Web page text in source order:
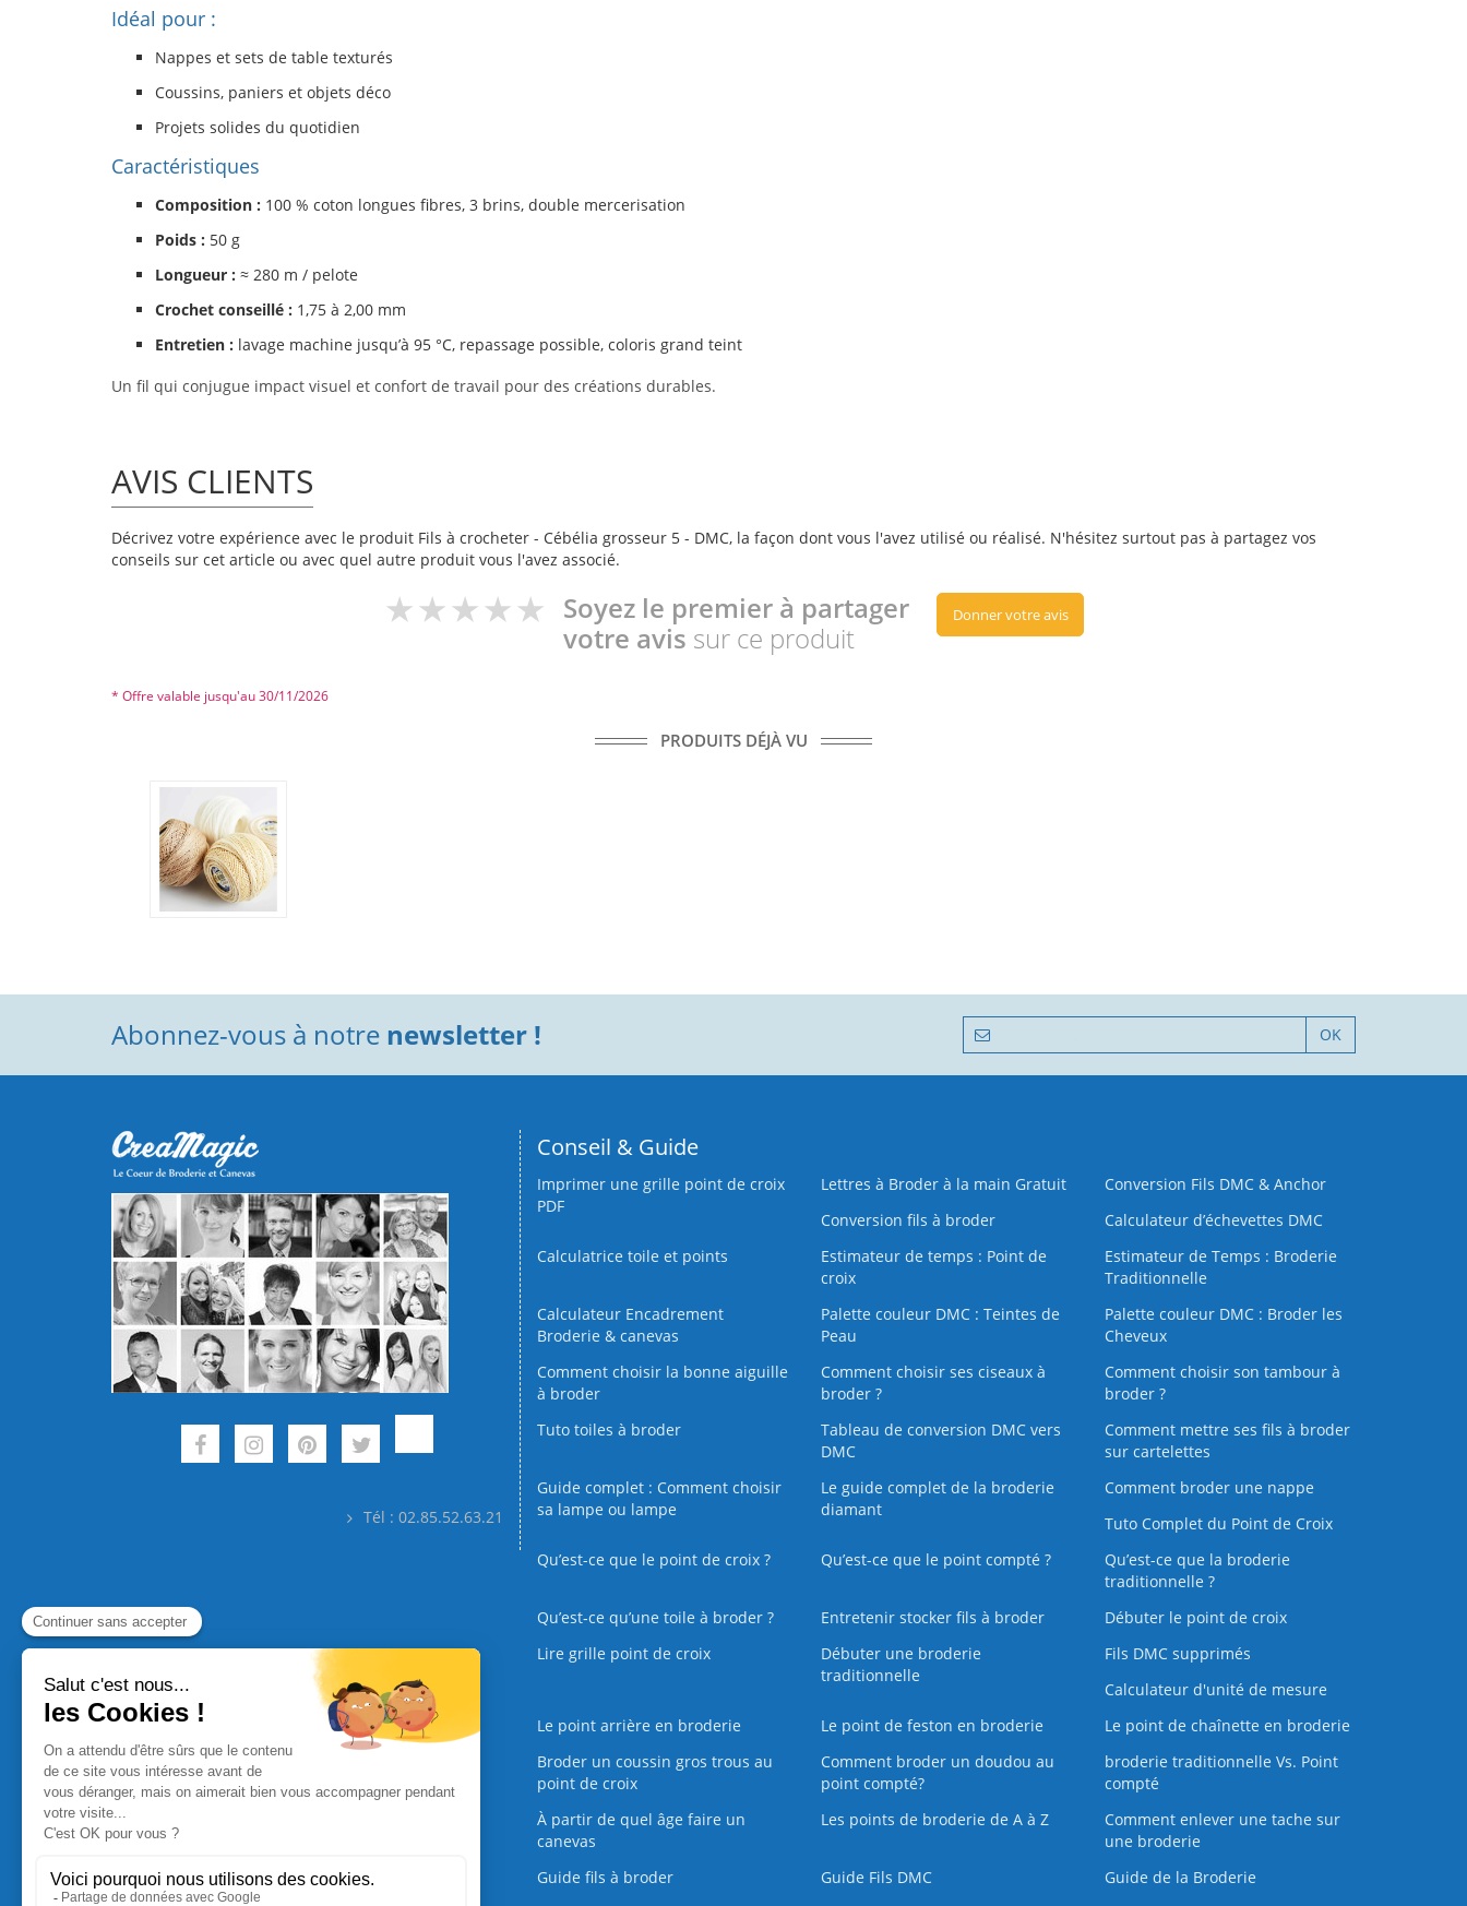
Idéal pour :
Nappes et sets de table texturés
Coussins, paniers et objets déco
Projets solides du quotidien
Caractéristiques
Composition : 100 % coton longues fibres, 3 brins, double mercerisation
Poids : 50 g
Longueur : ≈ 280 m / pelote
Crochet conseillé : 1,75 à 2,00 mm
Entretien : lavage machine jusqu’à 95 °C, repassage possible, coloris grand teint
Un fil qui conjugue impact visuel et confort de travail pour des créations durables.
AVIS CLIENTS
Décrivez votre expérience avec le produit Fils à crocheter - Cébélia grosseur 5 - DMC, la façon dont vous l'avez utilisé ou réalisé. N'hésitez surtout pas à partagez vos
conseils sur cet article ou avec quel autre produit vous l'avez associé.
Soyez le premier à partager
votre avis sur ce produit
Donner votre avis
* Offre valable jusqu'au 30/11/2026
PRODUITS DÉJÀ VU
Abonnez-vous à notre newsletter ! OK
Tél : 02.85.52.63.21
Conseil & Guide
Imprimer une grille point de croix
PDF
Lettres à Broder à la main Gratuit
Conversion Fils DMC & Anchor
Conversion fils à broder
Calculateur d’échevettes DMC
Calculatrice toile et points
Estimateur de temps : Point de
croix
Estimateur de Temps : Broderie
Traditionnelle
Calculateur Encadrement
Broderie & canevas
Palette couleur DMC : Teintes de
Peau
Palette couleur DMC : Broder les
Cheveux
Comment choisir la bonne aiguille
à broder
Comment choisir ses ciseaux à
broder ?
Comment choisir son tambour à
broder ?
Tuto toiles à broder
Tableau de conversion DMC vers
DMC
Comment mettre ses fils à broder
sur cartelettes
Guide complet : Comment choisir
sa lampe ou lampe
Le guide complet de la broderie
diamant
Comment broder une nappe
Tuto Complet du Point de Croix
Qu’est-ce que le point de croix ?
Qu’est-ce que le point compté ?
Qu’est-ce que la broderie
traditionnelle ?
Qu’est‑ce qu’une toile à broder ?
Entretenir stocker fils à broder
Débuter le point de croix
Lire grille point de croix
Débuter une broderie
traditionnelle
Fils DMC supprimés
Calculateur d'unité de mesure
Le point arrière en broderie
Le point de feston en broderie
Le point de chaînette en broderie
Broder un coussin gros trous au
point de croix
Comment broder un doudou au
point compté?
broderie traditionnelle Vs. Point
compté
À partir de quel âge faire un
canevas
Les points de broderie de A à Z
Comment enlever une tache sur
une broderie
Guide fils à broder
Guide Fils DMC Guide de la Broderie